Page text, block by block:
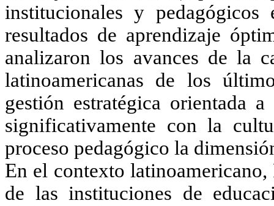
institucionales y pedagógicos
resultados de aprendizaje
analizaron los avances de la
latinoamericanas de los
gestión estratégica orientada
significativamente con la
proceso pedagógico la
En el contexto latinoamericano,
de las instituciones de